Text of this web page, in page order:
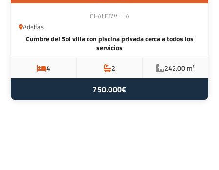
CHALET/VILLA
Adelfas
Cumbre del Sol villa con piscina privada cerca a todos los
servicios
4
2 242.00 m²
750.000€